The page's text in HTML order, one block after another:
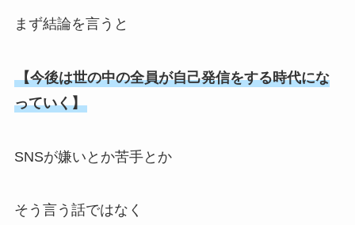
まず結論を言うと
【今後は世の中の全員が自己発信をする時代にな
っていく】
SNSが嫌いとか苦手とか
そう言う話ではなく